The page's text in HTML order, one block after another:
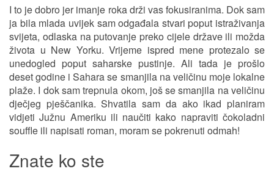
I to je dobro jer imanje roka drži vas fokusiranima. Dok sam
ja bila mlada uvijek sam odgađala stvari poput istraživanja
svijeta, odlaska na putovanje preko cijele države ili možda
života u New Yorku. Vrijeme ispred mene protezalo se
unedogled poput saharske pustinje. Ali tada je prošlo
deset godine i Sahara se smanjila na veličinu moje lokalne
plaže. I dok sam trepnula okom, još se smanjila na veličinu
dječjeg pješčanika. Shvatila sam da ako ikad planiram
vidjeti Južnu Ameriku ili naučiti kako napraviti čokoladni
souffle ili napisati roman, moram se pokrenuti odmah!
Znate ko ste